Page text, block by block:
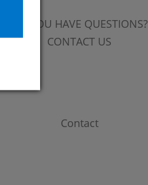
DO YOU HAVE QUESTIONS?
CONTACT US
Contact